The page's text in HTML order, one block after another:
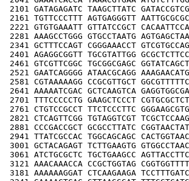
2101 GATAGAGATC TAAGCTTATC
2161 TGTTCCCTTT AGTGAGGGTT
2221 GTGTGAAATT GTTATCCGCT
2281 AAAGCCTGGG GTGCCTAATG
2341 GCTTTCCAGT CGGGAAACCT
2401 AGAGGCGGTT TGCGTATTGG
2461 GTCGTTCGGC TGCGGCGAGC
2521 GAATCAGGGG ATAACGCAGG
2581 CGTAAAAAGG CCGCGTTGCT
2641 AAAAATCGAC GCTCAAGTCA
2701 TTTCCCCCTG GAAGCTCCCT
2761 CTGTCCGCCT TTCTCCCTTC
2821 CTCAGTTCGG TGTAGGTCGT
2881 CCCGACCGCT GCGCCTTATC
2941 TTATCGCCAC TGGCAGCAGC
3001 GCTACAGAGT TCTTGAAGTG
3061 ATCTGCGCTC TGCTGAAGCC
3121 AAACAAACCA CCGCTGGTAG
3181 AAAAAAGGAT CTCAAGAAGA